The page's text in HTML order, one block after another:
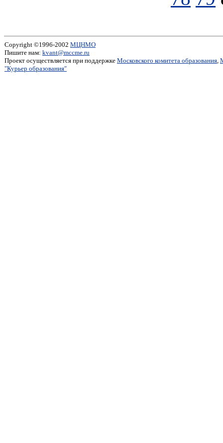
Copyright ©1996-2002 МЦНМО
Пишите нам: kvant@mccme.ru
Проект осуществляется при поддержке Московского комитета образования,
"Курьер образования"